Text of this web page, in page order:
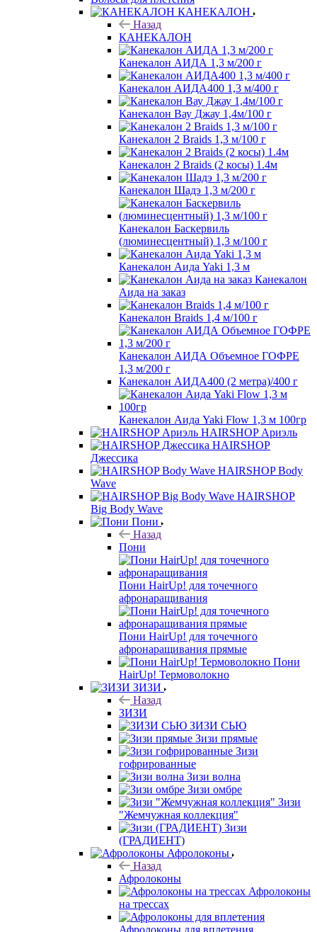
КАНЕКАЛОН
Назад
КАНЕКАЛОН
Канекалон АИДА 1,3 м/200 г
Канекалон АИДА400 1,3 м/400 г
Канекалон Вау Джау 1,4м/100 г
Канекалон 2 Braids 1,3 м/100 г
Канекалон 2 Braids (2 косы) 1.4м
Канекалон Шадэ 1,3 м/200 г
Канекалон Баскервиль
(люминесцентный) 1,3 м/100 г
Канекалон Аида Yaki 1,3 м
Канекалон
Аида на заказ
Канекалон Braids 1,4 м/100 г
Канекалон АИДА Объемное ГОФРЕ
1,3 м/200 г
Канекалон АИДА400 (2 метра)/400 г
Канекалон Аида Yaki Flow 1,3 м 100гр
HAIRSHOP Ариэль
HAIRSHOP
Джессика
HAIRSHOP Body
Wave
HAIRSHOP
Big Body Wave
Пони
Назад
Пони
Пони HairUp! для точечного
афронаращивания
Пони HairUp! для точечного
афронаращивания прямые
Пони
HairUp! Термоволокно
ЗИЗИ
Назад
ЗИЗИ
ЗИЗИ СЬЮ
Зизи прямые
Зизи
гофрированные
Зизи волна
Зизи омбре
Зизи
"Жемчужная коллекция"
Зизи
(ГРАДИЕНТ)
Афролоконы
Назад
Афролоконы
Афролоконы
на трессах
Афролоконы для вплетения